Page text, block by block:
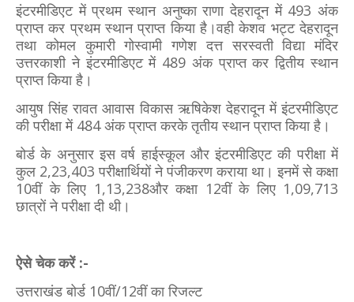
इंटरमीडिएट में प्रथम स्थान अनुष्का राणा देहरादून में 493 अंक
प्राप्त कर प्रथम स्थान प्राप्त किया है।वही केशव भट्ट देहरादून
तथा कोमल कुमारी गोस्वामी गणेश दत्त सरस्वती विद्या मंदिर
उत्तरकाशी ने इंटरमीडिएट में 489 अंक प्राप्त कर द्वितीय स्थान
प्राप्त किया है।
आयुष सिंह रावत आवास विकास ऋषिकेश देहरादून में इंटरमीडिएट
की परीक्षा में 484 अंक प्राप्त करके तृतीय स्थान प्राप्त किया है।
बोर्ड के अनुसार इस वर्ष हाईस्कूल और इंटरमीडिएट की परीक्षा में
कुल 2,23,403 परीक्षार्थियों ने पंजीकरण कराया था। इनमें से कक्षा
10वीं के लिए 1,13,238और कक्षा 12वीं के लिए 1,09,713
छात्रों ने परीक्षा दी थी।
ऐसे चेक करें :-
उत्तराखंड बोर्ड 10वीं/12वीं का रिजल्ट